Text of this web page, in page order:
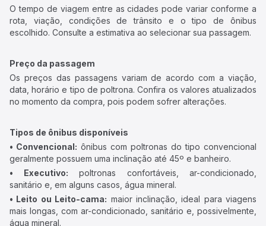
O tempo de viagem entre as cidades pode variar conforme a
rota, viação, condições de trânsito e o tipo de ônibus
escolhido. Consulte a estimativa ao selecionar sua passagem.
Preço da passagem
Os preços das passagens variam de acordo com a viação,
data, horário e tipo de poltrona. Confira os valores atualizados
no momento da compra, pois podem sofrer alterações.
Tipos de ônibus disponíveis
• Convencional: ônibus com poltronas do tipo convencional
geralmente possuem uma inclinação até 45º e banheiro.
• Executivo: poltronas confortáveis, ar-condicionado,
sanitário e, em alguns casos, água mineral.
• Leito ou Leito-cama: maior inclinação, ideal para viagens
mais longas, com ar-condicionado, sanitário e, possivelmente,
água mineral.